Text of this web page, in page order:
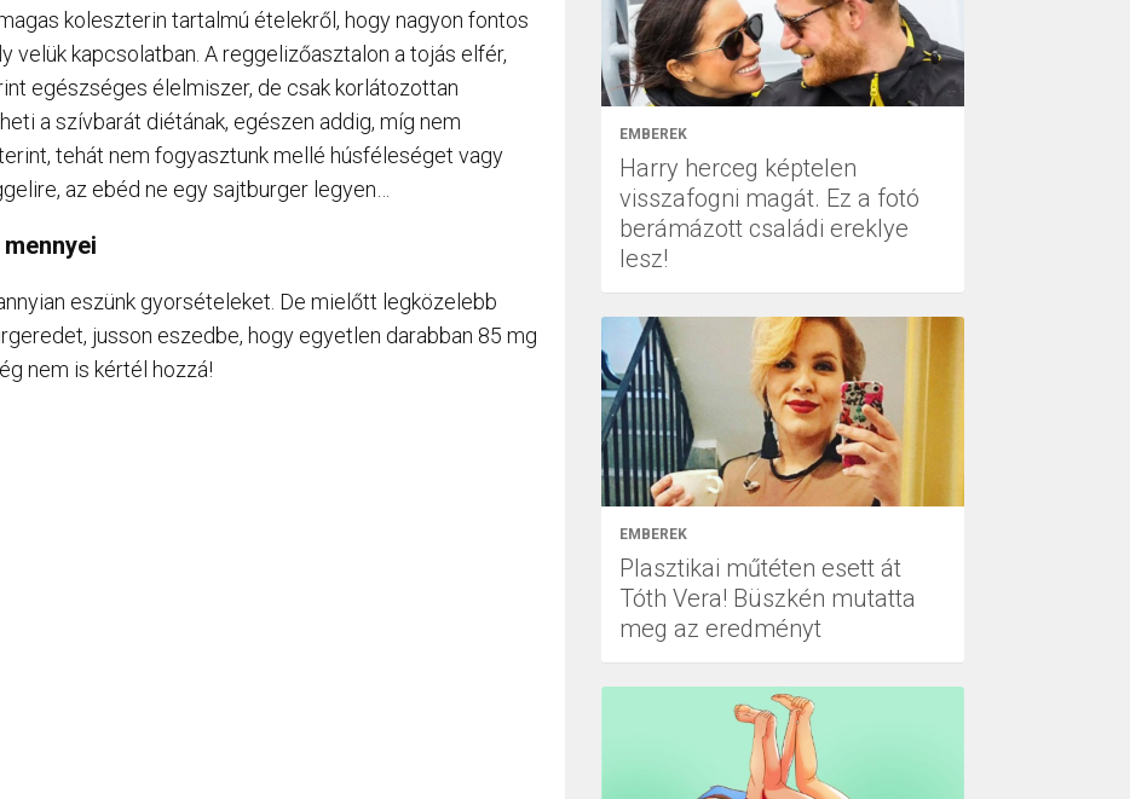
koleszterin tartalmú ételekről, hogy nagyon fontos
velük kapcsolatban. A reggelizőasztalon a tojás elfér,
egészséges élelmiszer, de csak korlátozottan
a szívbarát diétának, egészen addig, míg nem
tehát nem fogyasztunk mellé húsféleséget vagy
az ebéd ne egy sajtburger legyen…
eszünk gyorsételeket. De mielőtt legközelebb
jusson eszedbe, hogy egyetlen darabban 85 mg
nem is kértél hozzá!
EMBEREK
Harry herceg képtelen
visszafogni magát. Ez a fotó
berámázott családi ereklye
lesz!
EMBEREK
Plasztikai műtéten esett át
Tóth Vera! Büszkén mutatta
meg az eredményt